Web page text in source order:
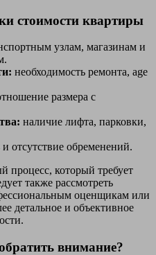
стоимости квартиры
узлам, магазинам и
необходимость ремонта, age
размера с
наличие лифта, парковки,
и отсутствие обременений.
процесс, который требует
также рассмотреть
оценщикам или
детальное и объективное
внимание?